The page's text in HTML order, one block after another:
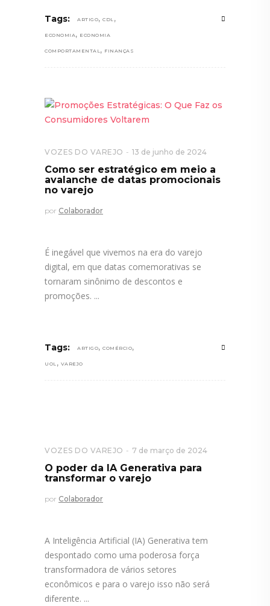
Tags: ARTIGO, CDL ,
ECONOMIA, ECONOMIA
COMPORTAMENTAL, FINANÇAS
VOZES DO VAREJO 13 de junho de 2024
Como ser estratégico em meio a
avalanche de datas promocionais
no varejo
por Colaborador
É inegável que vivemos na era do varejo
digital, em que datas comemorativas se
tornaram sinônimo de descontos e
promoções.
Tags: ARTIGO, COMÉRCIO,
UOL , VAREJO
VOZES DO VAREJO 7 de março de 2024
O poder da IA Generativa para
transformar o varejo
por Colaborador
A Inteligência Artificial (IA) Generativa tem
despontado como uma poderosa força
transformadora de vários setores
econômicos e para o varejo isso não será
diferente.